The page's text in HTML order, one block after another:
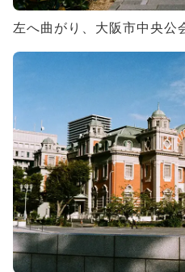
左へ曲がり、大阪市中央公